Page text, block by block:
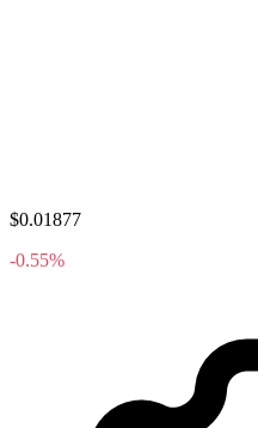
$0.01877
-0.55%